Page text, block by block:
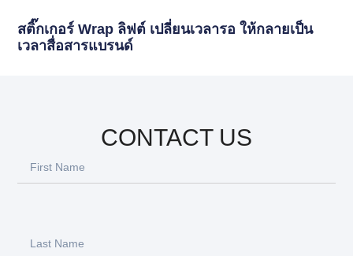
สติ๊กเกอร์ Wrap ลิฟต์ เปลี่ยนเวลารอ ให้กลายเป็น
เวลาสื่อสารแบรนด์
CONTACT US